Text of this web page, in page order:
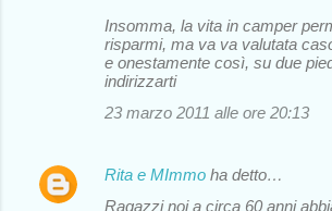
Insomma, la vita in camper
risparmi, ma va va valutata
e onestamente così, su due
indirizzarti
23 marzo 2011 alle ore 20:13
Rita e MImmo ha detto…
Ragazzi noi a circa 60 anni